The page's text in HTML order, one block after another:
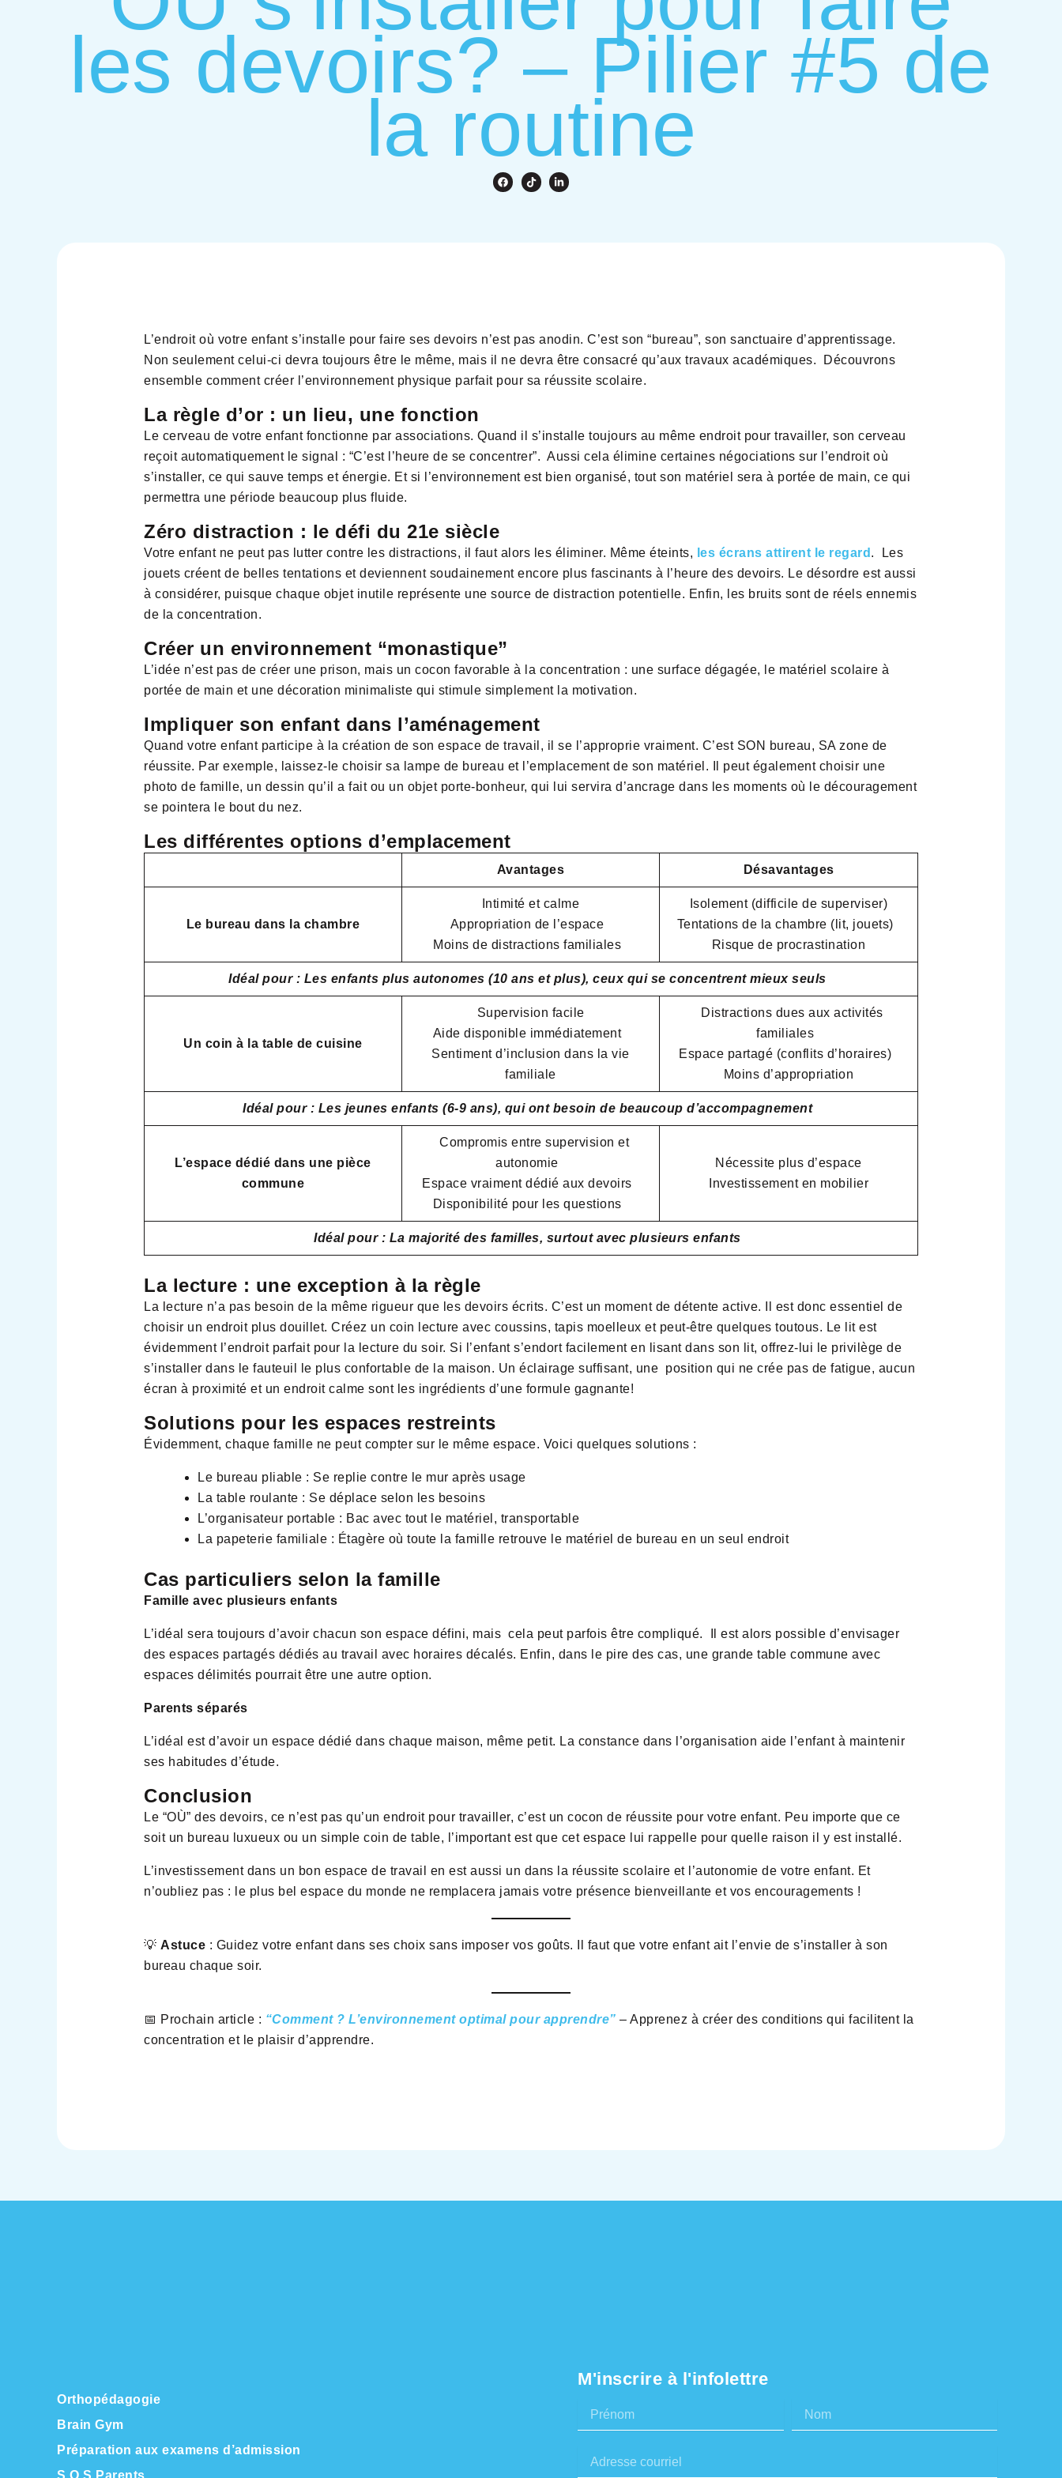
les devoirs? – Pilier #5 de
la routine
L’endroit où votre enfant s’installe pour faire ses devoirs n’est pas anodin. C’est son “bureau”, son sanctuaire d’apprentissage.
Non seulement celui-ci devra toujours être le même, mais il ne devra être consacré qu’aux travaux académiques. Découvrons
ensemble comment créer l’environnement physique parfait pour sa réussite scolaire.
La règle d’or : un lieu, une fonction
Le cerveau de votre enfant fonctionne par associations. Quand il s’installe toujours au même endroit pour travailler, son cerveau
reçoit automatiquement le signal : “C’est l’heure de se concentrer”. Aussi cela élimine certaines négociations sur l’endroit où
s’installer, ce qui sauve temps et énergie. Et si l’environnement est bien organisé, tout son matériel sera à portée de main, ce qui
permettra une période beaucoup plus fluide.
Zéro distraction : le défi du 21e siècle
Votre enfant ne peut pas lutter contre les distractions, il faut alors les éliminer. Même éteints, les écrans attirent le regard . Les
jouets créent de belles tentations et deviennent soudainement encore plus fascinants à l’heure des devoirs. Le désordre est aussi
à considérer, puisque chaque objet inutile représente une source de distraction potentielle. Enfin, les bruits sont de réels ennemis
de la concentration.
Créer un environnement “monastique”
L’idée n’est pas de créer une prison, mais un cocon favorable à la concentration : une surface dégagée, le matériel scolaire à
portée de main et une décoration minimaliste qui stimule simplement la motivation.
Impliquer son enfant dans l’aménagement
Quand votre enfant participe à la création de son espace de travail, il se l’approprie vraiment. C’est SON bureau, SA zone de
réussite. Par exemple, laissez-le choisir sa lampe de bureau et l’emplacement de son matériel. Il peut également choisir une
photo de famille, un dessin qu’il a fait ou un objet porte-bonheur, qui lui servira d’ancrage dans les moments où le découragement
se pointera le bout du nez.
Les différentes options d’emplacement
Avantages Désavantages
Le bureau dans la chambre
Intimité et calme
Appropriation de l’espace
Moins de distractions familiales
Isolement (difficile de superviser)
Tentations de la chambre (lit, jouets)
Risque de procrastination
Idéal pour : Les enfants plus autonomes (10 ans et plus), ceux qui se concentrent mieux seuls
Un coin à la table de cuisine
Supervision facile
Aide disponible immédiatement
Sentiment d’inclusion dans la vie
familiale
Distractions dues aux activités
familiales
Espace partagé (conflits d’horaires)
Moins d’appropriation
Idéal pour : Les jeunes enfants (6-9 ans), qui ont besoin de beaucoup d’accompagnement
L’espace dédié dans une pièce
commune
Compromis entre supervision et
autonomie
Espace vraiment dédié aux devoirs
Disponibilité pour les questions
Nécessite plus d’espace
Investissement en mobilier
Idéal pour : La majorité des familles, surtout avec plusieurs enfants
La lecture : une exception à la règle
La lecture n’a pas besoin de la même rigueur que les devoirs écrits. C’est un moment de détente active. Il est donc essentiel de
choisir un endroit plus douillet. Créez un coin lecture avec coussins, tapis moelleux et peut-être quelques toutous. Le lit est
évidemment l’endroit parfait pour la lecture du soir. Si l’enfant s’endort facilement en lisant dans son lit, offrez-lui le privilège de
s’installer dans le fauteuil le plus confortable de la maison. Un éclairage suffisant, une position qui ne crée pas de fatigue, aucun
écran à proximité et un endroit calme sont les ingrédients d’une formule gagnante!
Solutions pour les espaces restreints
Évidemment, chaque famille ne peut compter sur le même espace. Voici quelques solutions :
Le bureau pliable : Se replie contre le mur après usage
La table roulante : Se déplace selon les besoins
L’organisateur portable : Bac avec tout le matériel, transportable
La papeterie familiale : Étagère où toute la famille retrouve le matériel de bureau en un seul endroit
Cas particuliers selon la famille
Famille avec plusieurs enfants
L’idéal sera toujours d’avoir chacun son espace défini, mais cela peut parfois être compliqué. Il est alors possible d’envisager
des espaces partagés dédiés au travail avec horaires décalés. Enfin, dans le pire des cas, une grande table commune avec
espaces délimités pourrait être une autre option.
Parents séparés
L’idéal est d’avoir un espace dédié dans chaque maison, même petit. La constance dans l’organisation aide l’enfant à maintenir
ses habitudes d’étude.
Conclusion
Le “OÙ” des devoirs, ce n’est pas qu’un endroit pour travailler, c’est un cocon de réussite pour votre enfant. Peu importe que ce
soit un bureau luxueux ou un simple coin de table, l’important est que cet espace lui rappelle pour quelle raison il y est installé.
L’investissement dans un bon espace de travail en est aussi un dans la réussite scolaire et l’autonomie de votre enfant. Et
n’oubliez pas : le plus bel espace du monde ne remplacera jamais votre présence bienveillante et vos encouragements !
💡 Astuce : Guidez votre enfant dans ses choix sans imposer vos goûts. Il faut que votre enfant ait l’envie de s’installer à son
bureau chaque soir.
📅 Prochain article : “Comment ? L’environnement optimal pour apprendre” – Apprenez à créer des conditions qui facilitent la
concentration et le plaisir d’apprendre.
Orthopédagogie
Brain Gym
Préparation aux examens d’admission
S.O.S Parents
M'inscrire à l'infolettre
Prénom
courriel